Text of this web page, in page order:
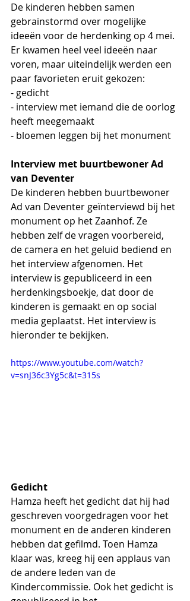
De kinderen hebben samen
gebrainstormd over mogelijke
ideeën voor de herdenking op 4 mei.
Er kwamen heel veel ideeën naar
voren, maar uiteindelijk werden een
paar favorieten eruit gekozen:
- gedicht
- interview met iemand die de oorlog
heeft meegemaakt
- bloemen leggen bij het monument
Interview met buurtbewoner Ad
van Deventer
De kinderen hebben buurtbewoner
Ad van Deventer geïnterviewd bij het
monument op het Zaanhof. Ze
hebben zelf de vragen voorbereid,
de camera en het geluid bediend en
het interview afgenomen. Het
interview is gepubliceerd in een
herdenkingsboekje, dat door de
kinderen is gemaakt en op social
media geplaatst. Het interview is
hieronder te bekijken.
https://www.youtube.com/watch?
v=snJ36c3Yg5c&t=315s
Gedicht
Hamza heeft het gedicht dat hij had
geschreven voorgedragen voor het
monument en de anderen kinderen
hebben dat gefilmd. Toen Hamza
klaar was, kreeg hij een applaus van
de andere leden van de
Kindercommissie. Ook het gedicht is